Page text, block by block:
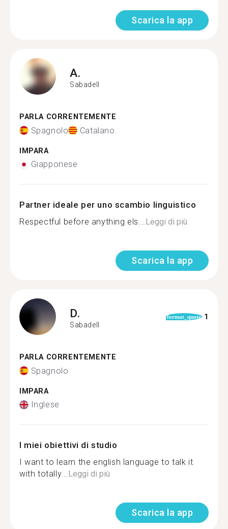
Scarica la app
A.
Sabadell
PARLA CORRENTEMENTE
Spagnolo Catalano
IMPARA
Giapponese
Partner ideale per uno scambio linguistico
Respectful before anything els...Leggi di più
Scarica la app
D.
Sabadell
format_quote 1
PARLA CORRENTEMENTE
Spagnolo
IMPARA
Inglese
I miei obiettivi di studio
I want to learn the english language to talk it
with totally...Leggi di più
Scarica la app